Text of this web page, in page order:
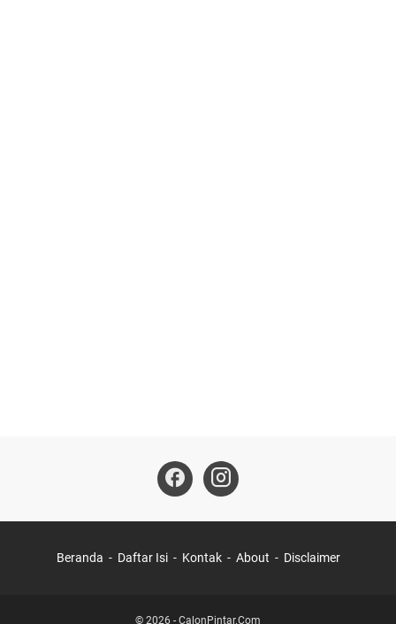
Beranda Daftar Isi Kontak About Disclaimer
© 2026 - CalonPintar.Com